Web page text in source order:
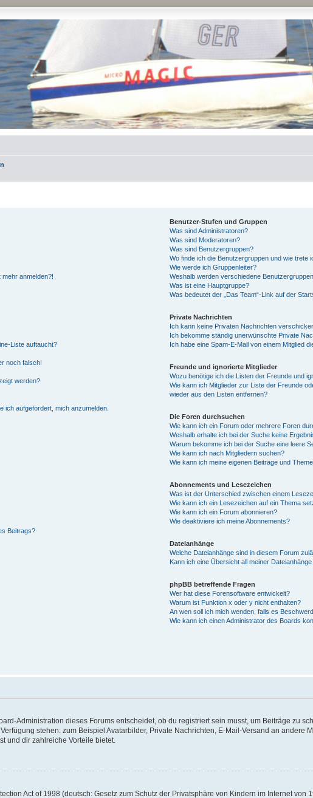
anmelden?!
Liste auftaucht?
noch falsch!
werden?
ich aufgefordert, mich anzumelden.
Beitrags?
Benutzer-Stufen und Gruppen
Was sind Administratoren?
Was sind Moderatoren?
Was sind Benutzergruppen?
Wo finde ich die Benutzergruppen und wie trete
Wie werde ich Gruppenleiter?
Weshalb werden verschiedene
Was ist eine Hauptgruppe?
Was bedeutet der „Das Team“-Link auf der
Private Nachrichten
Ich kann keine Privaten Nachrichten
Ich bekomme ständig unerwünschte Private
Ich habe eine Spam-E-Mail von einem Mitglied
Freunde und ignorierte Mitglieder
Wozu benötige ich die Listen der Freunde und
Wie kann ich Mitglieder zur Liste der Freunde
wieder aus den Listen entfernen?
Die Foren durchsuchen
Wie kann ich ein Forum oder mehrere Foren
Weshalb erhalte ich bei der Suche keine
Warum bekomme ich bei der Suche eine leere
Wie kann ich nach Mitgliedern suchen?
Wie kann ich meine eigenen Beiträge und
Abonnements und Lesezeichen
Was ist der Unterschied zwischen einem
Wie kann ich ein Lesezeichen auf ein Thema
Wie kann ich ein Forum abonnieren?
Wie deaktiviere ich meine Abonnements?
Dateianhänge
Welche Dateianhänge sind in diesem Forum
Kann ich eine Übersicht all meiner
phpBB betreffende Fragen
Wer hat diese Forensoftware entwickelt?
Warum ist Funktion x oder y nicht enthalten?
An wen soll ich mich wenden, falls es
Wie kann ich einen Administrator des Boards
Administration dieses Forums entscheidet, ob du registriert sein musst, um Beiträge zu
stehen: zum Beispiel Avatarbilder, Private Nachrichten, E-Mail-Versand an andere
und dir zahlreiche Vorteile bietet.
Act of 1998 (deutsch: Gesetz zum Schutz der Privatsphäre von Kindern im Internet von